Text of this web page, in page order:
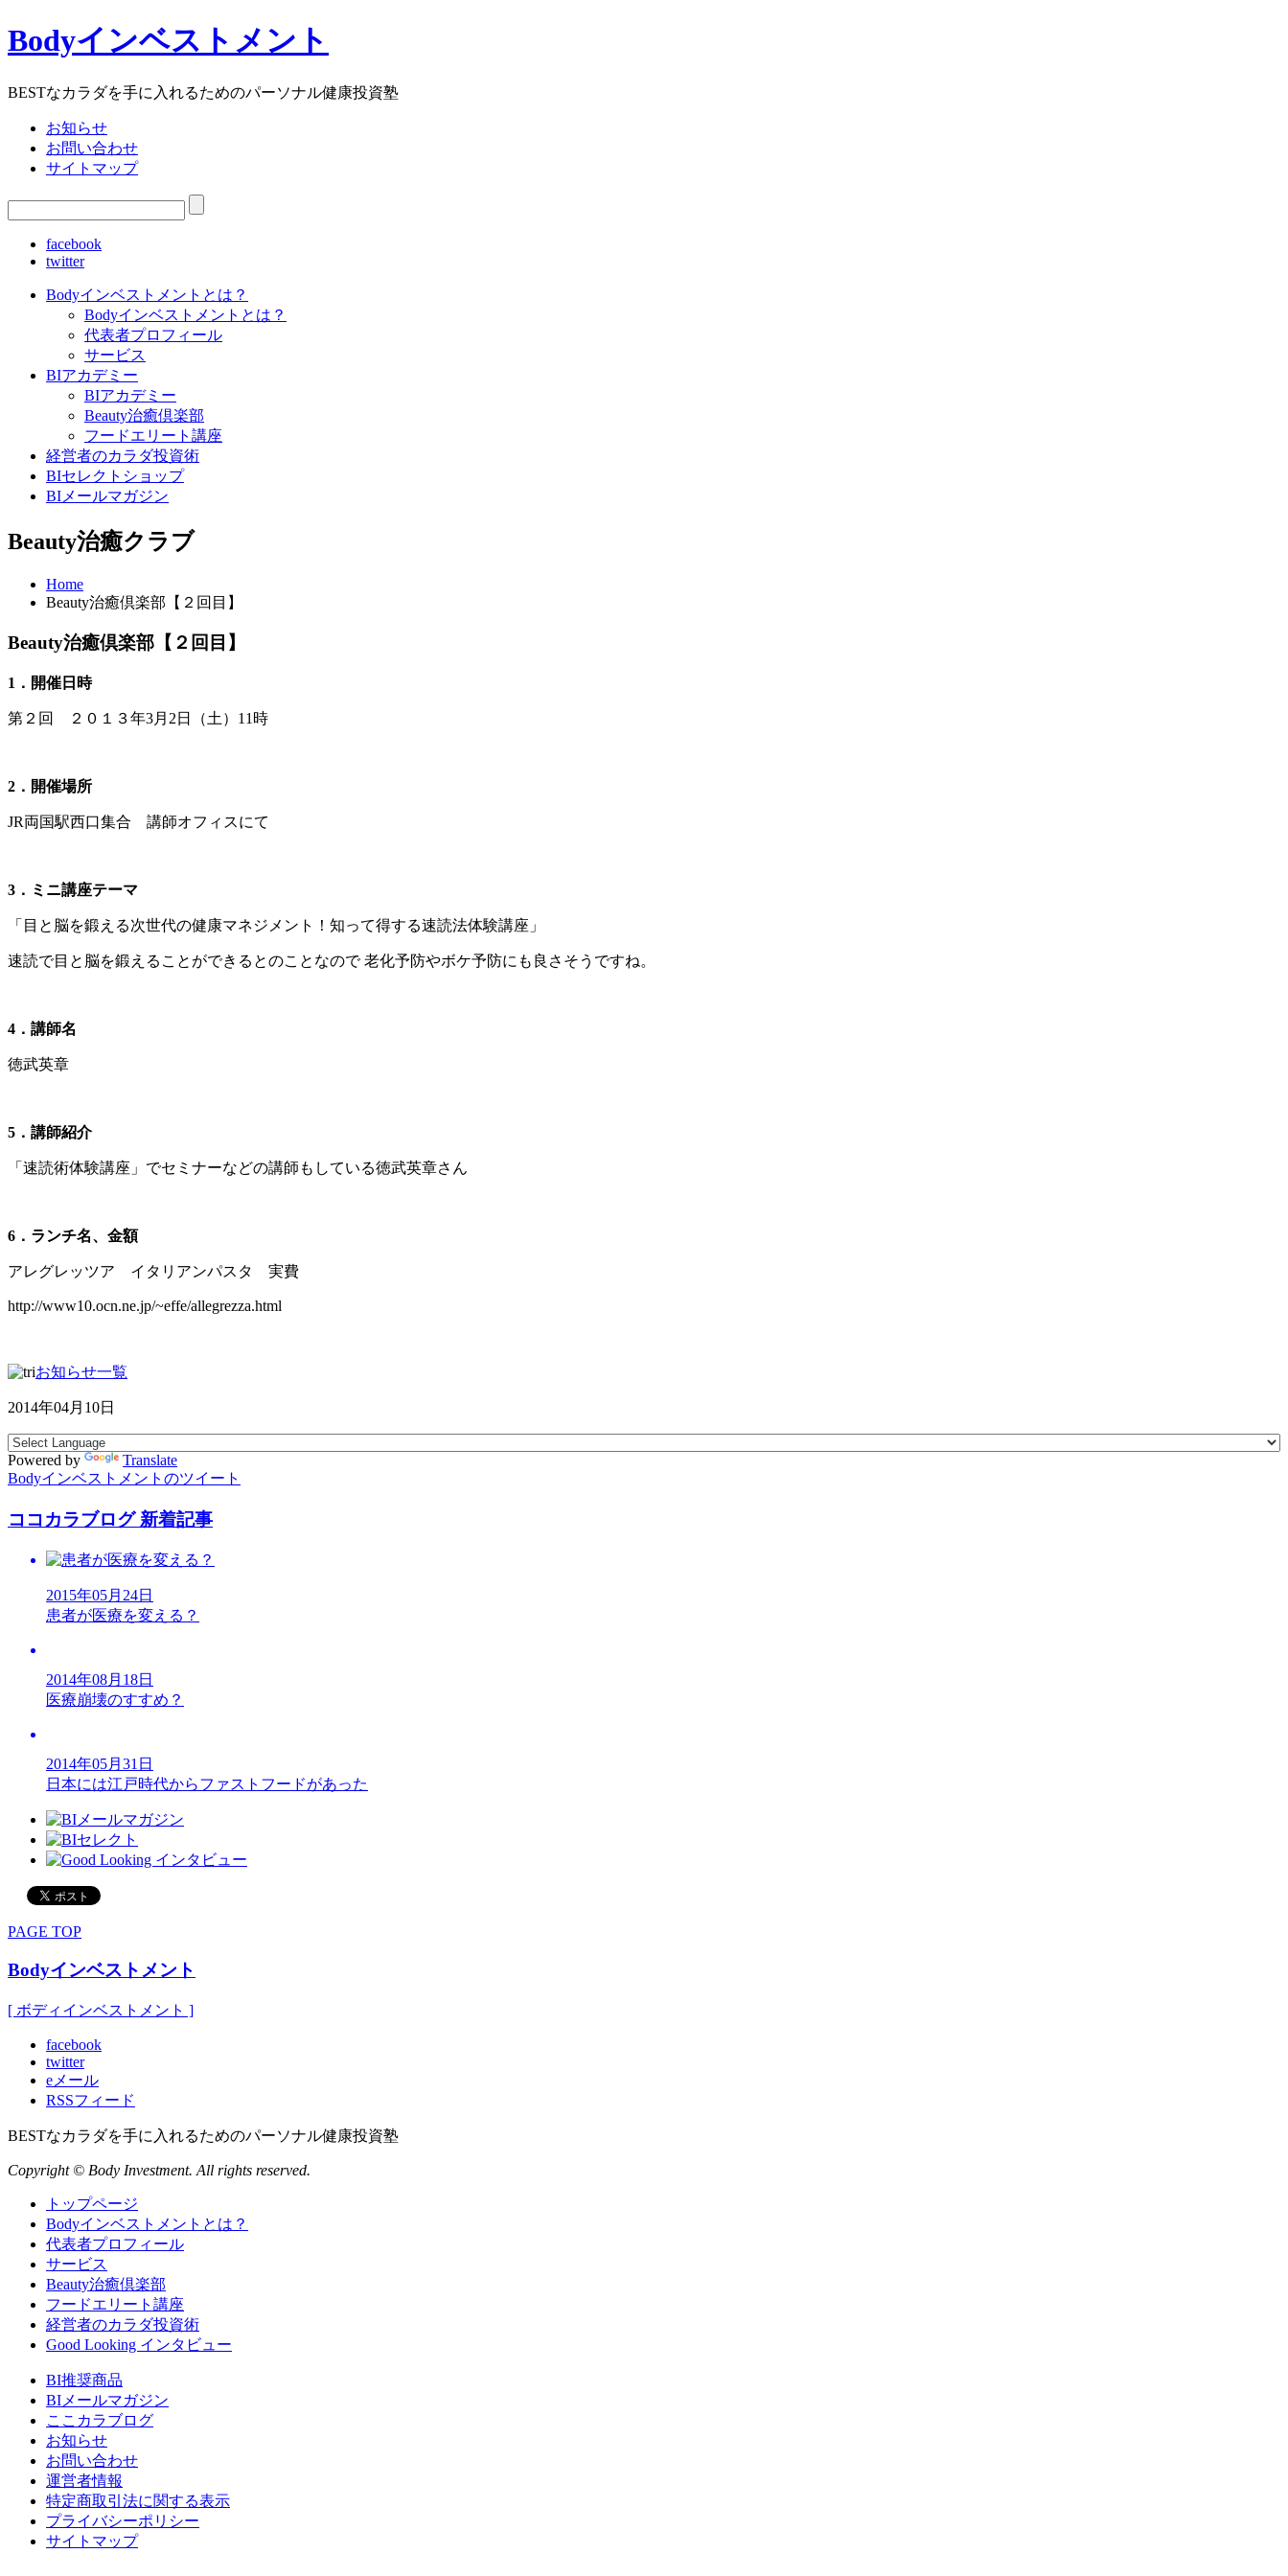
Bodyインベストメント
BESTなカラダを手に入れるためのパーソナル健康投資塾
お知らせ
お問い合わせ
サイトマップ
facebook
twitter
Bodyインベストメントとは？
Bodyインベストメントとは？
代表者プロフィール
サービス
BIアカデミー
BIアカデミー
Beauty治癒倶楽部
フードエリート講座
経営者のカラダ投資術
BIセレクトショップ
BIメールマガジン
Beauty治癒クラブ
Home
Beauty治癒倶楽部【２回目】
Beauty治癒倶楽部【２回目】
1 ．開催日時
第２回 ２０１３年3月2日（土）11時
2 ．開催場所
JR両国駅西口集合 講師オフィスにて
3 ．ミニ講座テーマ
「目と脳を鍛える次世代の健康マネジメント！知って得する速読法体験講座」
速読で目と脳を鍛えることができるとのことなので 老化予防やボケ予防にも良さそうですね。
4 ．講師名
徳武英章
5 ．講師紹介
「速読術体験講座」でセミナーなどの講師もしている徳武英章さん
6 ．ランチ名、金額
アレグレッツア イタリアンパスタ 実費
http://www10.ocn.ne.jp/~effe/allegrezza.html
お知らせ一覧
2014年04月10日
Powered by
Translate
Bodyインベストメントのツイート
ココカラブログ 新着記事
2015年05月24日
患者が医療を変える？
2014年08月18日
医療崩壊のすすめ？
2014年05月31日
日本には江戸時代からファストフードがあった
PAGE TOP
Bodyインベストメント
[ ボディインベストメント ]
facebook
twitter
eメール
RSSフィード
BESTなカラダを手に入れるためのパーソナル健康投資塾
Copyright © Body Investment. All rights reserved.
トップページ
Bodyインベストメントとは？
代表者プロフィール
サービス
Beauty治癒倶楽部
フードエリート講座
経営者のカラダ投資術
Good Looking インタビュー
BI推奨商品
BIメールマガジン
ここカラブログ
お知らせ
お問い合わせ
運営者情報
特定商取引法に関する表示
プライバシーポリシー
サイトマップ